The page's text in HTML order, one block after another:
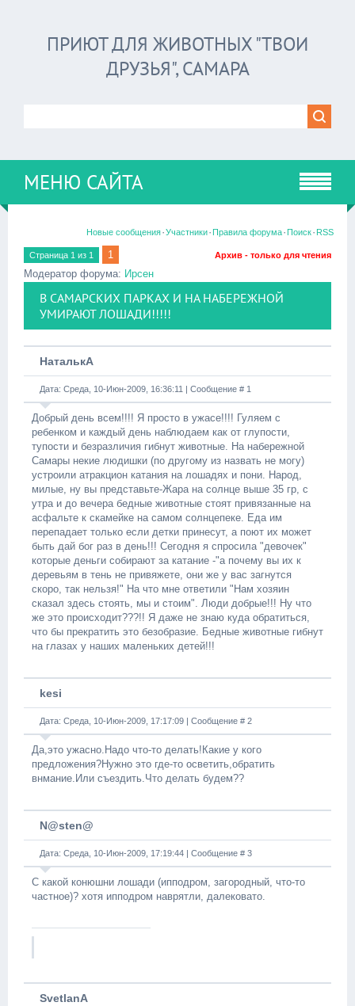
ПРИЮТ ДЛЯ ЖИВОТНЫХ "ТВОИ
ДРУЗЬЯ", САМАРА
МЕНЮ САЙТА
Новые сообщения·Участники·Правила форума·Поиск·RSS
Страница 1 из 1 1 Архив - только для чтения
Модератор форума: Ирсен
В САМАРСКИХ ПАРКАХ И НА НАБЕРЕЖНОЙ
УМИРАЮТ ЛОШАДИ!!!!!
НаталькА
Дата: Среда, 10-Июн-2009, 16:36:11 | Сообщение # 1
Добрый день всем!!!! Я просто в ужасе!!!! Гуляем с
ребенком и каждый день наблюдаем как от глупости,
тупости и безразличия гибнут животные. На набережной
Самары некие людишки (по другому из назвать не могу)
устроили атракцион катания на лошадях и пони. Народ,
милые, ну вы представьте-Жара на солнце выше 35 гр, с
утра и до вечера бедные животные стоят привязанные на
асфальте к скамейке на самом солнцепеке. Еда им
перепадает только если детки принесут, а поют их может
быть дай бог раз в день!!! Сегодня я спросила "девочек"
которые деньги собирают за катание -"а почему вы их к
деревьям в тень не привяжете, они же у вас загнутся
скоро, так нельзя!" На что мне ответили "Нам хозяин
сказал здесь стоять, мы и стоим". Люди добрые!!! Ну что
же это происходит???!! Я даже не знаю куда обратиться,
что бы прекратить это безобразие. Бедные животные гибнут
на глазах у наших маленьких детей!!!
kesi
Дата: Среда, 10-Июн-2009, 17:17:09 | Сообщение # 2
Да,это ужасно.Надо что-то делать!Какие у кого
предложения?Нужно это где-то осветить,обратить
внмание.Или съездить.Что делать будем??
N@sten@
Дата: Среда, 10-Июн-2009, 17:19:44 | Сообщение # 3
С какой конюшни лошади (ипподром, загородный, что-то
частное)? хотя ипподром наврятли, далековато.
SvetlanA